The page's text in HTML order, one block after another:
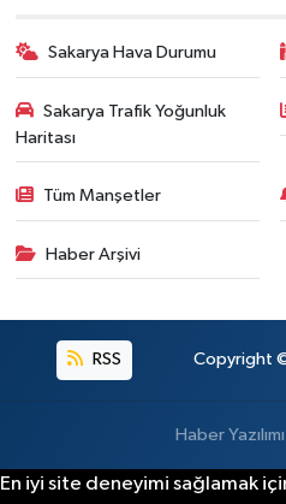
Sakarya Hava Durumu
Sakarya Trafik Yoğunluk
Haritası
Tüm Manşetler
Haber Arşivi
RSS Copyright ©
Haber
En iyi site deneyimi sağlamak